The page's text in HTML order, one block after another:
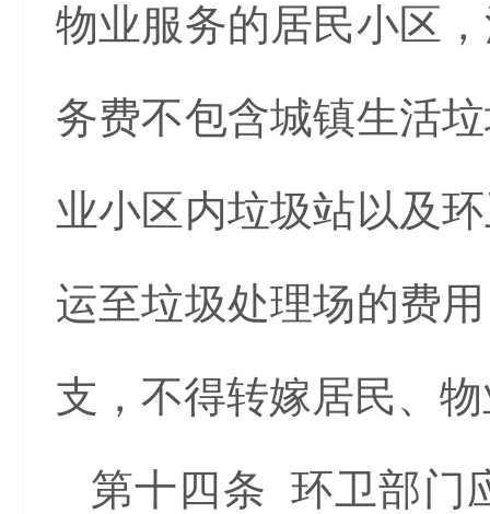
物业服务的居民小区
务费不包含城镇生活
业小区内垃圾站以及
运至垃圾处理场的费
支，不得转嫁居民、
第十四条 环卫部门